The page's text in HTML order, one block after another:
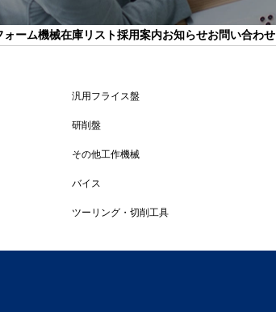
ォーム機械在庫リスト採用案内お知らせお問い合わせ
汎用フライス盤
研削盤
その他工作機械
バイス
ツーリング・切削工具